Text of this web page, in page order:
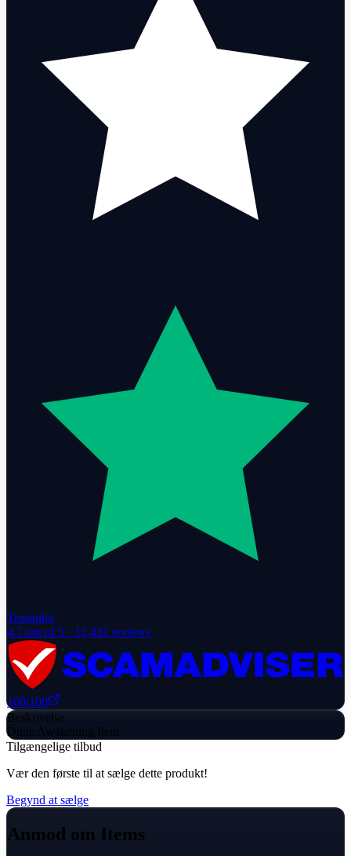
Trustpilot
4.7 out of 5 · 12,431 reviews
100/100
Beskrivelse
Dune Awakening Item
Tilgængelige tilbud
Vær den første til at sælge dette produkt!
Begynd at sælge
Anmod om Items